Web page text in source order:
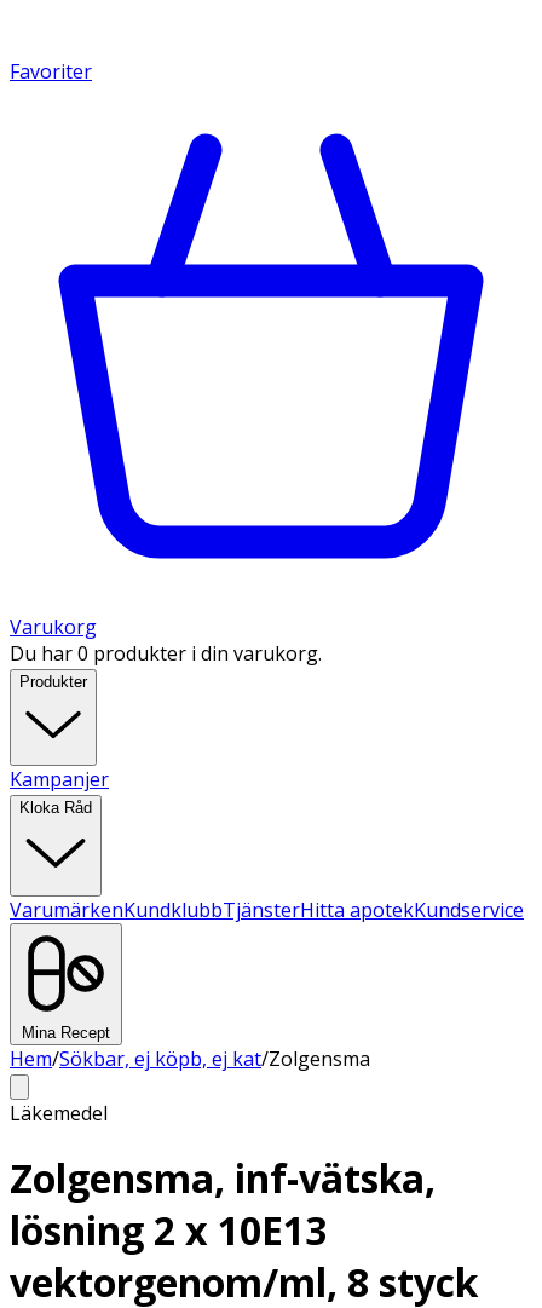
Favoriter
Varukorg
Du har 0 produkter i din varukorg.
Produkter
Kampanjer
Kloka Råd
VarumärkenKundklubbTjänsterHitta apotekKundservice
Mina Recept
Hem/Sökbar, ej köpb, ej kat/Zolgensma
Läkemedel
Zolgensma, inf-vätska,
lösning 2 x 10E13
vektorgenom/ml, 8 styck